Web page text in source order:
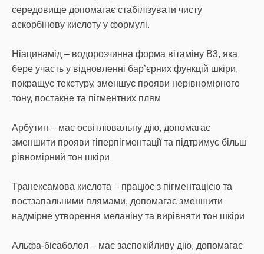
середовище допомагає стабілізувати чисту
аскорбінову кислоту у формулі.
Ніацинамід – водорозчинна форма вітаміну В3, яка
бере участь у відновленні бар’єрних функцій шкіри,
покращує текстуру, зменшує прояви нерівномірного
тону, постакне та пігментних плям
Арбутин – має освітлювальну дію, допомагає
зменшити прояви гіперпігментації та підтримує більш
рівномірний тон шкіри
Транексамова кислота – працює з пігментацією та
постзапальними плямами, допомагає зменшити
надмірне утворення меланіну та вирівняти тон шкіри
Альфа-бісаболол – має заспокійливу дію, допомагає